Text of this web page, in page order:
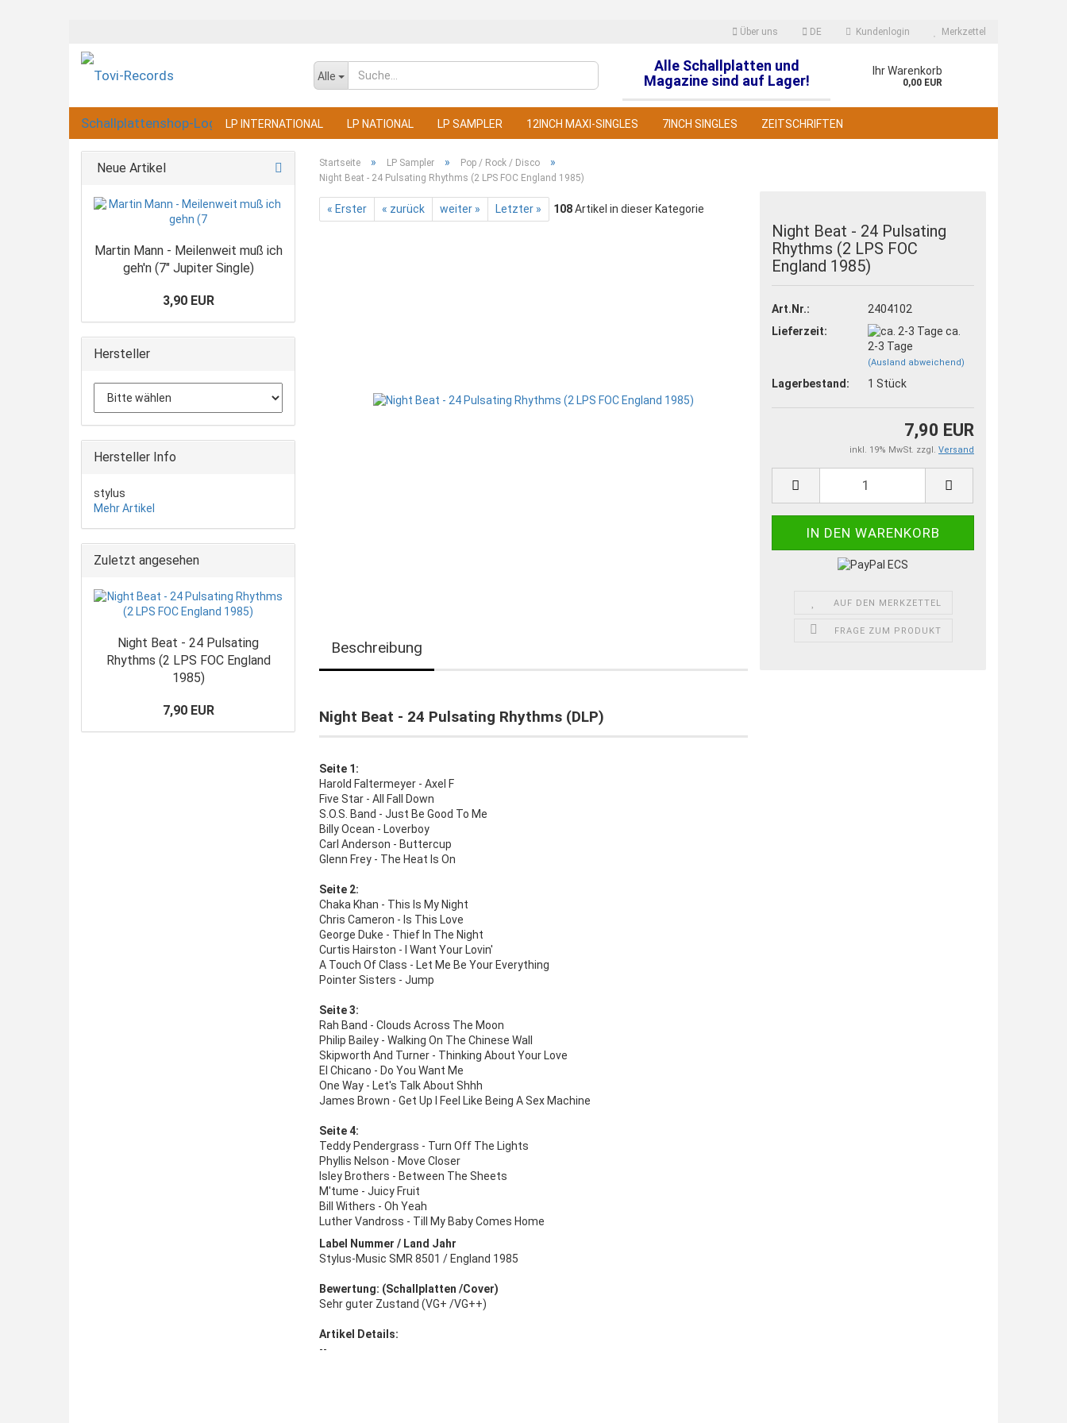
Über uns DE
Sprache auswählen
Kundenlogin
Passwort vergessen?
Merkzettel
Alle
Alle Schallplatten und
Magazine sind auf Lager!
Ihr Warenkorb
0,00 EUR
LP INTERNATIONAL LP NATIONAL LP SAMPLER 12INCH MAXI-SINGLES 7INCH SINGLES ZEITSCHRIFTEN
Startseite » LP Sampler » Pop / Rock / Disco »
Night Beat - 24 Pulsating Rhythms (2 LPS FOC England 1985)
« Erster « zurück weiter » Letzter » 108Artikel in dieser Kategorie
Night Beat - 24 Pulsating
Rhythms (2 LPS FOC
England 1985)
Art.Nr.:
2404102
Lieferzeit:
ca.
2-3 Tage
(Ausland abweichend)
Lagerbestand: 1Stück
7,90 EUR
inkl. 19% MwSt. zzgl. Versand
AUF DEN MERKZETTEL
FRAGE ZUM PRODUKT
Beschreibung
Night Beat - 24 Pulsating Rhythms (DLP)
Seite 1:
Harold Faltermeyer - Axel F
Five Star - All Fall Down
S.O.S. Band - Just Be Good To Me
Billy Ocean - Loverboy
Carl Anderson - Buttercup
Glenn Frey - The Heat Is On
Seite 2:
Chaka Khan - This Is My Night
Chris Cameron - Is This Love
George Duke - Thief In The Night
Curtis Hairston - I Want Your Lovin'
A Touch Of Class - Let Me Be Your Everything
Pointer Sisters - Jump
Seite 3:
Rah Band - Clouds Across The Moon
Philip Bailey - Walking On The Chinese Wall
Skipworth And Turner - Thinking About Your Love
El Chicano - Do You Want Me
One Way - Let's Talk About Shhh
James Brown - Get Up I Feel Like Being A Sex Machine
Seite 4:
Teddy Pendergrass - Turn Off The Lights
Phyllis Nelson - Move Closer
Isley Brothers - Between The Sheets
M'tume - Juicy Fruit
Bill Withers - Oh Yeah
Luther Vandross - Till My Baby Comes Home
Label Nummer / Land Jahr
Stylus-Music SMR 8501 / England 1985
Bewertung: (Schallplatten /Cover)
Sehr guter Zustand (VG+ /VG++)
Artikel Details:
--
Neue Artikel
Martin Mann - Meilenweit muß ich
geh'n (7" Jupiter Single)
3,90 EUR
Hersteller
Hersteller Info
stylus
Mehr Artikel
Zuletzt angesehen
Night Beat - 24 Pulsating
Rhythms (2 LPS FOC England
1985)
7,90 EUR